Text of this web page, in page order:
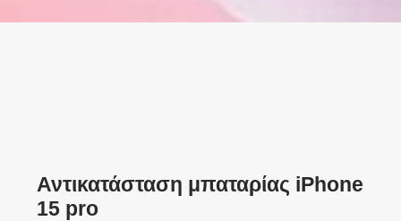
Αντικατάσταση μπαταρίας iPhone
15 pro